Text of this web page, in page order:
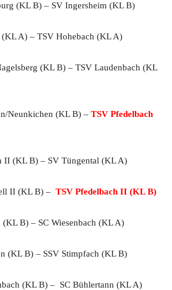
(KL B) – SV Ingersheim (KL B)
(KL A) – TSV Hohebach (KL A)
(KL B) – TSV Laudenbach (KL
Neunkichen (KL B) – TSV Pfedelbach
II (KL B) – SV Tüngental (KL A)
II (KL B) – TSV Pfedelbach II (KL B)
(KL B) – SC Wiesenbach (KL A)
(KL B) – SSV Stimpfach (KL B)
(KL B) – SC Bühlertann (KL A)